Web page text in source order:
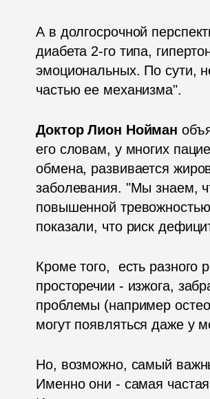
А в долгосрочной
диабета 2-го типа,
эмоциональных. По сути,
частью ее механизма".
Доктор Лион Нойман
его словам, у многих
обмена, развивается
заболевания. "Мы знаем,
повышенной
показали, что риск
Кроме того,  есть
просторечии - изжога,
проблемы (например
могут появляться даже у
Но, возможно, самый
Именно они - самая